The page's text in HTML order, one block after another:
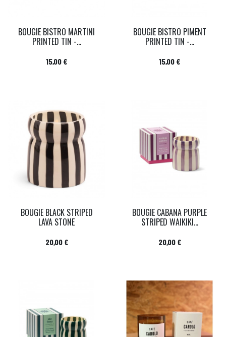
BOUGIE BISTRO MARTINI
PRINTED TIN -...
Prix
15,00 €
BOUGIE BISTRO PIMENT
PRINTED TIN -...
Prix
15,00 €
BOUGIE BLACK STRIPED
LAVA STONE
Prix
20,00 €
BOUGIE CABANA PURPLE
STRIPED WAIKIKI...
Prix
20,00 €